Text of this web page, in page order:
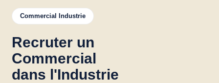
Commercial Industrie
Recruter un
Commercial
dans l'Industrie